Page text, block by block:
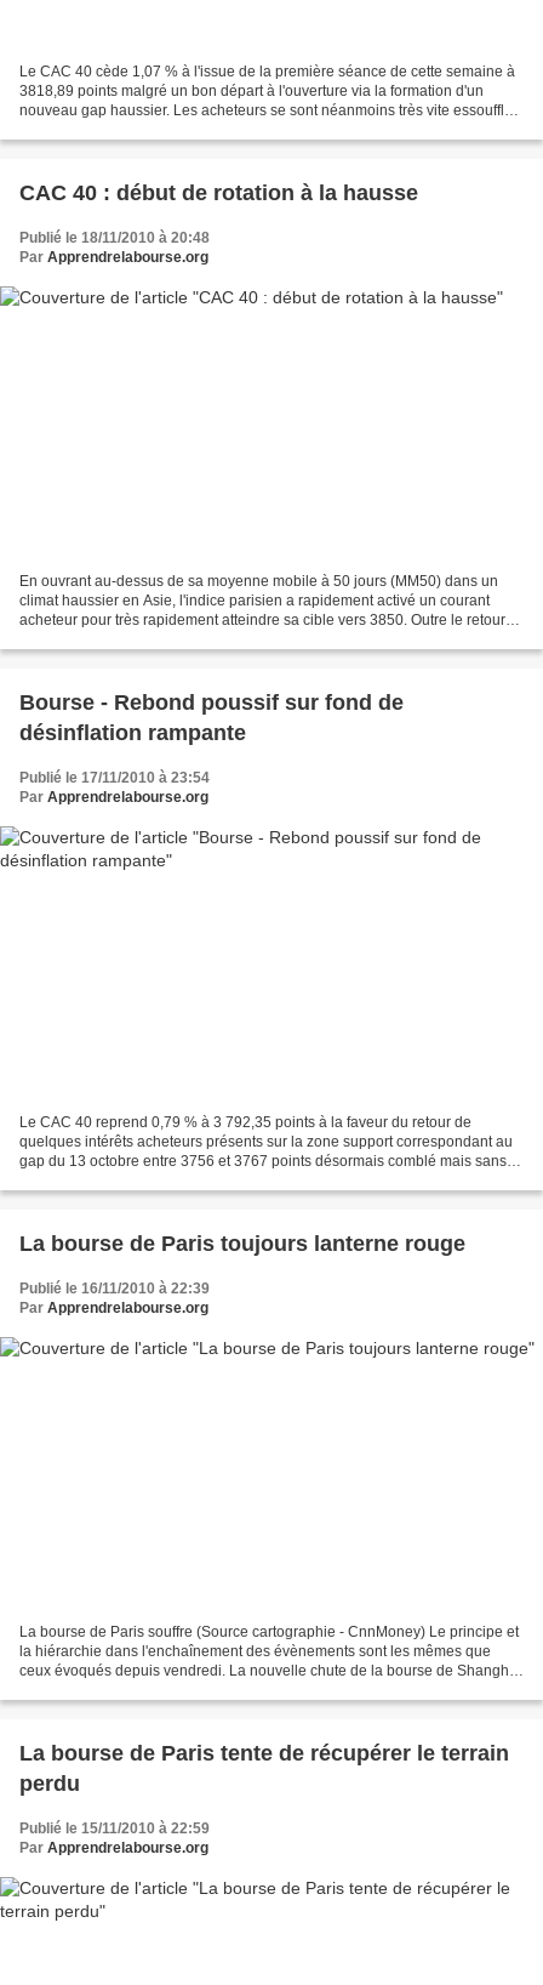
Le CAC 40 cède 1,07 % à l'issue de la première séance de cette semaine à
3818,89 points malgré un bon départ à l'ouverture via la formation d'un
nouveau gap haussier. Les acheteurs se sont néanmoins très vite essoufflés
CAC 40 : début de rotation à la hausse
Publié le 18/11/2010 à 20:48
Par Apprendrelabourse.org
En ouvrant au-dessus de sa moyenne mobile à 50 jours (MM50) dans un
climat haussier en Asie, l'indice parisien a rapidement activé un courant
acheteur pour très rapidement atteindre sa cible vers 3850. Outre le retour
Bourse - Rebond poussif sur fond de
désinflation rampante
Publié le 17/11/2010 à 23:54
Par Apprendrelabourse.org
Le CAC 40 reprend 0,79 % à 3 792,35 points à la faveur du retour de
quelques intérêts acheteurs présents sur la zone support correspondant au
gap du 13 octobre entre 3756 et 3767 points désormais comblé mais sans
La bourse de Paris toujours lanterne rouge
Publié le 16/11/2010 à 22:39
Par Apprendrelabourse.org
La bourse de Paris souffre (Source cartographie - CnnMoney) Le principe et
la hiérarchie dans l'enchaînement des évènements sont les mêmes que
ceux évoqués depuis vendredi. La nouvelle chute de la bourse de Shanghai
La bourse de Paris tente de récupérer le terrain
perdu
Publié le 15/11/2010 à 22:59
Par Apprendrelabourse.org